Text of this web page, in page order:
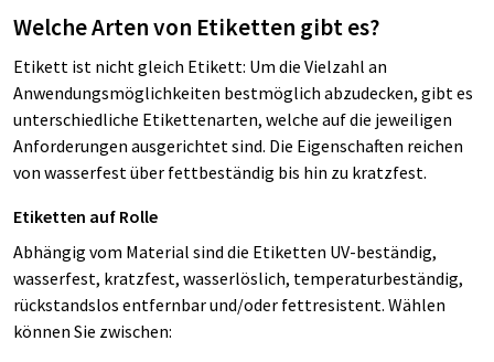
Welche Arten von Etiketten gibt es?
Etikett ist nicht gleich Etikett: Um die Vielzahl an
Anwendungsmöglichkeiten bestmöglich abzudecken, gibt es
unterschiedliche Etikettenarten, welche auf die jeweiligen
Anforderungen ausgerichtet sind. Die Eigenschaften reichen
von wasserfest über fettbeständig bis hin zu kratzfest.
Etiketten auf Rolle
Abhängig vom Material sind die Etiketten UV-beständig,
wasserfest, kratzfest, wasserlöslich, temperaturbeständig,
rückstandslos entfernbar und/oder fettresistent. Wählen
können Sie zwischen: